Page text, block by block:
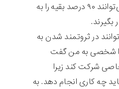
کارآفرین هستند و می‌توانند ۹۰ درصد بقیه را به
بگیرند.
در ثروتمند شدن به
شخصی به من گفت
شرکت کند زیرا
چه کاری انجام دهد. به